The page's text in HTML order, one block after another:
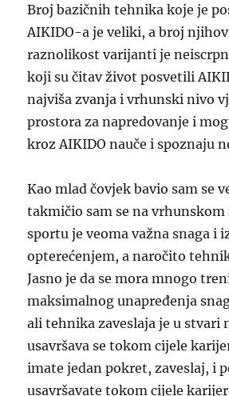
Broj bazičnih tehnika koje je
AIKIDO-a je veliki, a broj
raznolikost varijanti je
koji su čitav život posvetili
najviša zvanja i vrhunski nivo
prostora za napredovanje i
kroz AIKIDO nauče i spoznaju
Kao mlad čovjek bavio sam se
takmičio sam se na vrhunskom
sportu je veoma važna snaga i
opterećenjem, a naročito
Jasno je da se mora mnogo
maksimalnog unapređenja
ali tehnika zaveslaja je u stvari
usavršava se tokom cijele
imate jedan pokret, zaveslaj, i
usavršavate tokom cijele